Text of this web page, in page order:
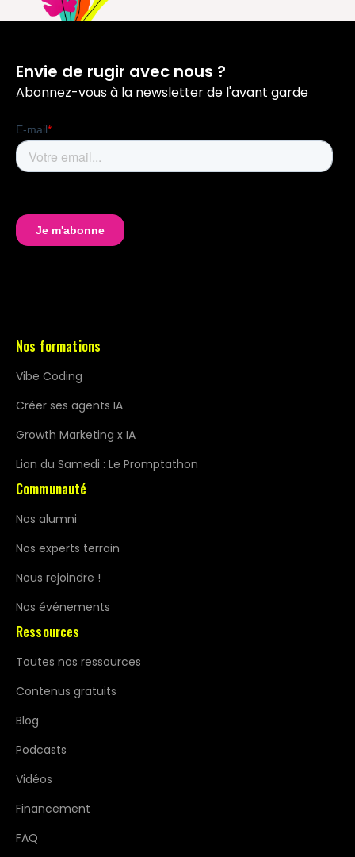
Envie de rugir avec nous ?
Abonnez-vous à la newsletter de l'avant garde
Nos formations
Vibe Coding
Créer ses agents IA
Growth Marketing x IA
Lion du Samedi : Le Promptathon
Communauté
Nos alumni
Nos experts terrain
Nous rejoindre !
Nos événements
Ressources
Toutes nos ressources
Contenus gratuits
Blog
Podcasts
Vidéos
Financement
FAQ